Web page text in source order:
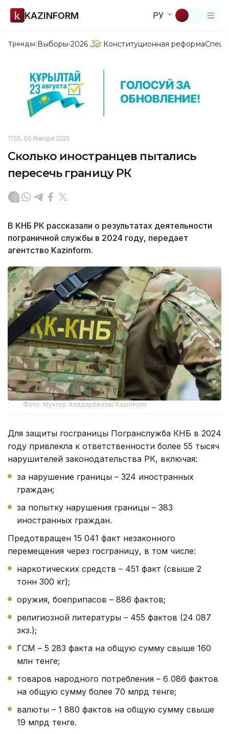
KAZINFORM РУ
Тренды:Выборы-2026 Конституционная реформа
11:55, 06 Января 2025
Сколько иностранцев пытались
пересечь границу РК
В КНБ РК рассказали о результатах деятельности
пограничной службы в 2024 году, передает
агентство Kazinform.
Фото: Мухтор Холдорбеков/ Kazinform
Для защиты госграницы Погранслужба КНБ в 2024
году привлекла к ответственности более 55 тысяч
нарушителей законодательства РК, включая:
за нарушение границы – 324 иностранных
граждан;
за попытку нарушения границы – 383
иностранных граждан.
Предотвращен 15 041 факт незаконного
перемещения через госграницу, в том числе:
наркотических средств – 451 факт (свыше 2
тонн 300 кг);
оружия, боеприпасов – 886 фактов;
религиозной литературы – 455 фактов (24 087
зкз.);
ГСМ – 5 283 факта на общую сумму свыше 160
млн тенге;
товаров народного потребления – 6 086 фактов
на общую сумму более 70 млрд тенге;
валюты – 1 880 фактов на общую сумму свыше
19 млрд тенге.